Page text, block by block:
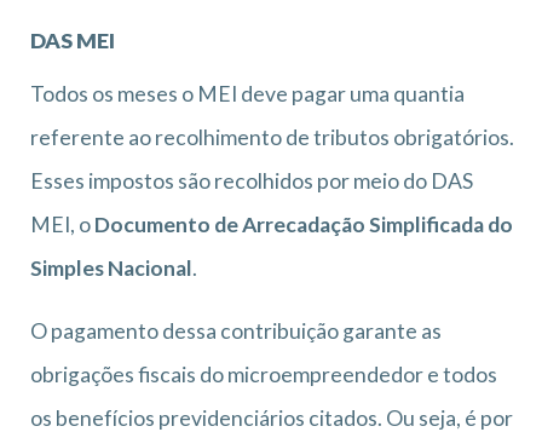
DAS MEI
Todos os meses o MEI deve pagar uma quantia
referente ao recolhimento de tributos obrigatórios.
Esses impostos são recolhidos por meio do DAS
MEI, oDocumento de Arrecadação Simplificada do
Simples Nacional.
O pagamento dessa contribuição garante as
obrigações fiscais do microempreendedor e todos
os benefícios previdenciários citados. Ou seja, é por